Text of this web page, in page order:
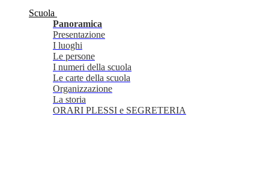
Scuola
Panoramica
Presentazione
I luoghi
Le persone
I numeri della scuola
Le carte della scuola
Organizzazione
La storia
ORARI PLESSI e SEGRETERIA